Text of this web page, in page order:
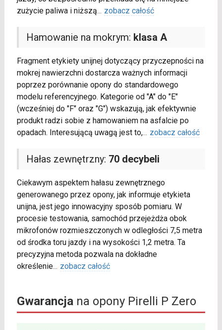
zużycie paliwa i niższą... zobacz całość
Hamowanie na mokrym: klasa A
Fragment etykiety unijnej dotyczący przyczepności na
mokrej nawierzchni dostarcza ważnych informacji
poprzez porównanie opony do standardowego
modelu referencyjnego. Kategorie od "A" do "E"
(wcześniej do "F" oraz "G") wskazują, jak efektywnie
produkt radzi sobie z hamowaniem na asfalcie po
opadach. Interesującą uwagą jest to,... zobacz całość
Hałas zewnętrzny: 70 decybeli
Ciekawym aspektem hałasu zewnętrznego
generowanego przez opony, jak informuje etykieta
unijna, jest jego innowacyjny sposób pomiaru. W
procesie testowania, samochód przejeżdża obok
mikrofonów rozmieszczonych w odległości 7,5 metra
od środka toru jazdy i na wysokości 1,2 metra. Ta
precyzyjna metoda pozwala na dokładne
określenie... zobacz całość
Gwarancjana opony Pirelli P Zero